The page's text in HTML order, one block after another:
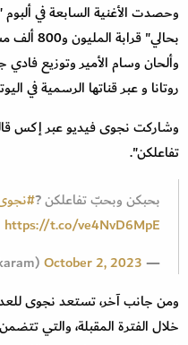
وحصدت الأغنية السابعة في
بحالي"
وألحان وسام الأمير وتوزيع
روتانا و عبر قناتها الرسمية في
وشاركت نجوى فيديو عبر إكس
تفاعلكن".
بحبكن وبحبّ تفاعلكن ?
https://t.co/ve4NvD6MpE
— Najwa Karam (@najwakaram)
October 2, 2023
ومن جانب آخر، تستعد نجوى
خلال الفترة المقبلة، والتي